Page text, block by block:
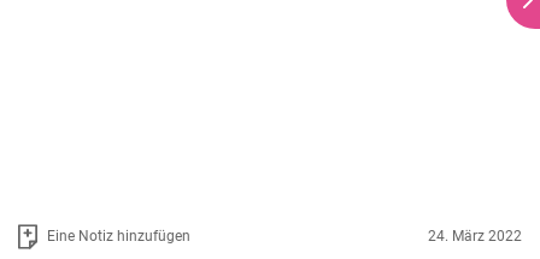
Eine Notiz hinzufügen 24. März 2022